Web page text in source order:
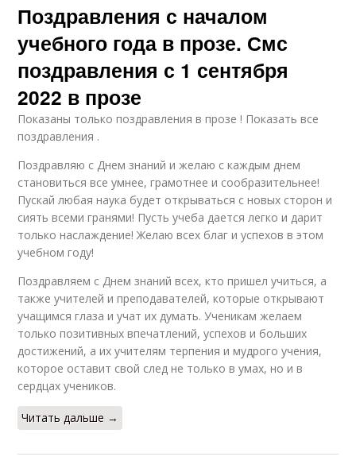
Поздравления с началом
учебного года в прозе. Смс
поздравления с 1 сентября
2022 в прозе
Показаны только поздравления в прозе ! Показать все
поздравления .
Поздравляю с Днем знаний и желаю с каждым днем
становиться все умнее, грамотнее и сообразительнее!
Пускай любая наука будет открываться с новых сторон и
сиять всеми гранями! Пусть учеба дается легко и дарит
только наслаждение! Желаю всех благ и успехов в этом
учебном году!
Поздравляем с Днем знаний всех, кто пришел учиться, а
также учителей и преподавателей, которые открывают
учащимся глаза и учат их думать. Ученикам желаем
только позитивных впечатлений, успехов и больших
достижений, а их учителям терпения и мудрого учения,
которое оставит свой след не только в умах, но и в
сердцах учеников.
Читать дальше →